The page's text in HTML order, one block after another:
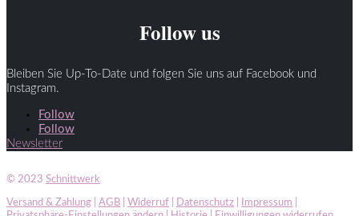
Follow us
Bleiben Sie Up-To-Date und folgen Sie uns auf Facebook und
Instagram.
Follow
Follow
Newsletter
© 2023 Schnittwerk
Versand & Zahlung AGB Widerruf Datenschutz Impressum